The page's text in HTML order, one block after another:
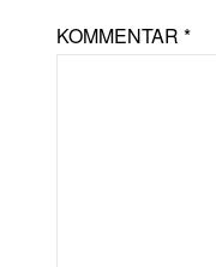
KOMMENTAR*